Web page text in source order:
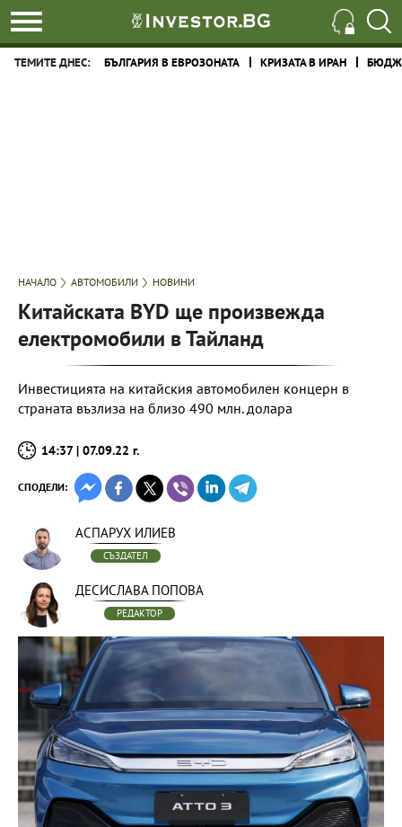
ТЕМИТЕ ДНЕС: БЪЛГАРИЯ В ЕВРОЗОНАТА КРИЗАТА В ИРАН
НАЧАЛО АВТОМОБИЛИ НОВИНИ
Китайската BYD ще произвежда
електромобили в Тайланд
Инвестицията на китайския автомобилен концерн в
страната възлиза на близо 490 млн. долара
14:37 | 07.09.22 г.
СПОДЕЛИ:
АСПАРУХ ИЛИЕВ
СЪЗДАТЕЛ
ДЕСИСЛАВА ПОПОВА
РЕДАКТОР